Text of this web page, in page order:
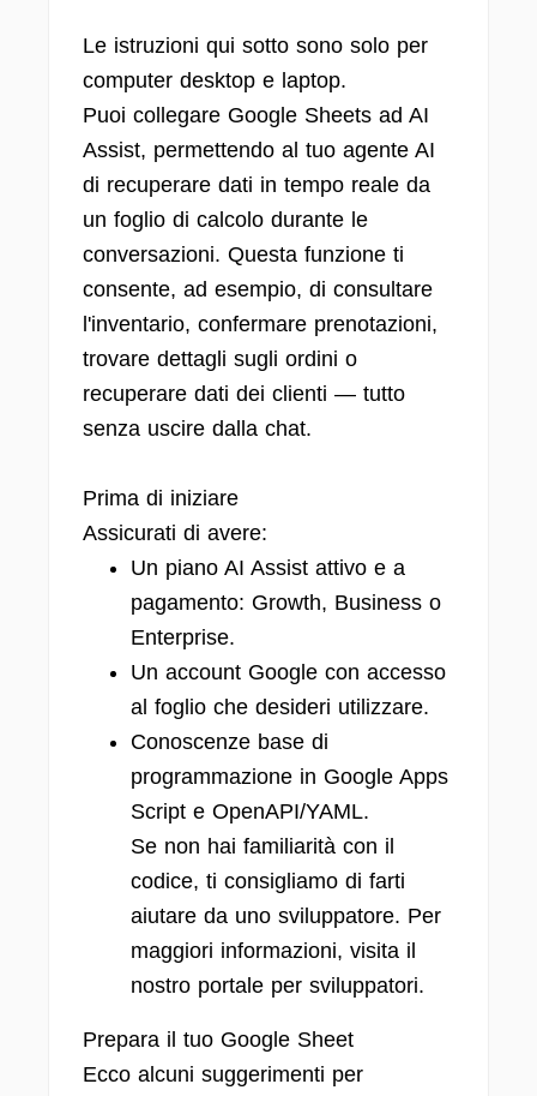
Le istruzioni qui sotto sono solo per
computer desktop e laptop.
Puoi collegare Google Sheets ad AI
Assist, permettendo al tuo agente AI
di recuperare dati in tempo reale da
un foglio di calcolo durante le
conversazioni. Questa funzione ti
consente, ad esempio, di consultare
l'inventario, confermare prenotazioni,
trovare dettagli sugli ordini o
recuperare dati dei clienti — tutto
senza uscire dalla chat.
Prima di iniziare
Assicurati di avere:
Un piano AI Assist attivo e a
pagamento: Growth, Business o
Enterprise.
Un account Google con accesso
al foglio che desideri utilizzare.
Conoscenze base di
programmazione in Google Apps
Script e OpenAPI/YAML.
Se non hai familiarità con il
codice, ti consigliamo di farti
aiutare da uno sviluppatore. Per
maggiori informazioni, visita il
nostro portale per sviluppatori.
Prepara il tuo Google Sheet
Ecco alcuni suggerimenti per